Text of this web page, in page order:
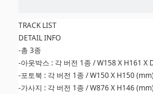
TRACK LIST
DETAIL INFO
-총 3종
-아웃박스 : 각 버전 1종 / W158 X H161 X
-포토북 : 각 버전 1종 / W150 X H150
-가사지 : 각 버전 1종 / W876 X H146